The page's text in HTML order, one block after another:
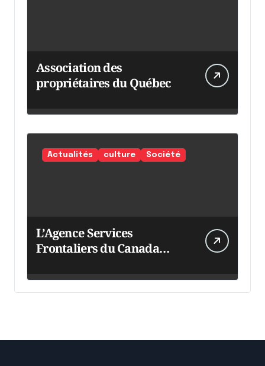
Association des
propriétaires du Québec
Actualités culture Société
L’Agence Services
Frontaliers du Canada